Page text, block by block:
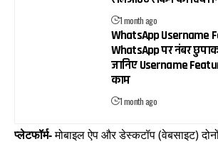
1 month ago
WhatsApp Username
WhatsApp पर नंबर
जानिए Username
काम
1 month ago
प्लेटफॉर्म-मोबाइल ऐप और डेस्कटॉप (वेबसाइट)